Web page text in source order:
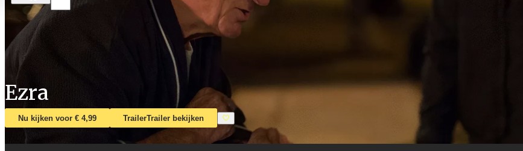
Ezra
Nu kijken voor € 4,99 TrailerTrailer bekijken